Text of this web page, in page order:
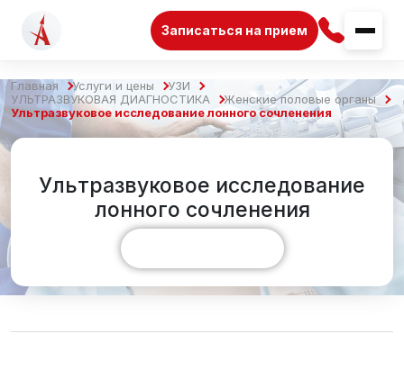
Записаться на прием
Главная Услуги и цены
УЗИ
УЛЬТРАЗВУКОВАЯ ДИАГНОСТИКА
Женские половые органы
Ультразвуковое исследование лонного сочленения
Ультразвуковое исследование
лонного сочленения